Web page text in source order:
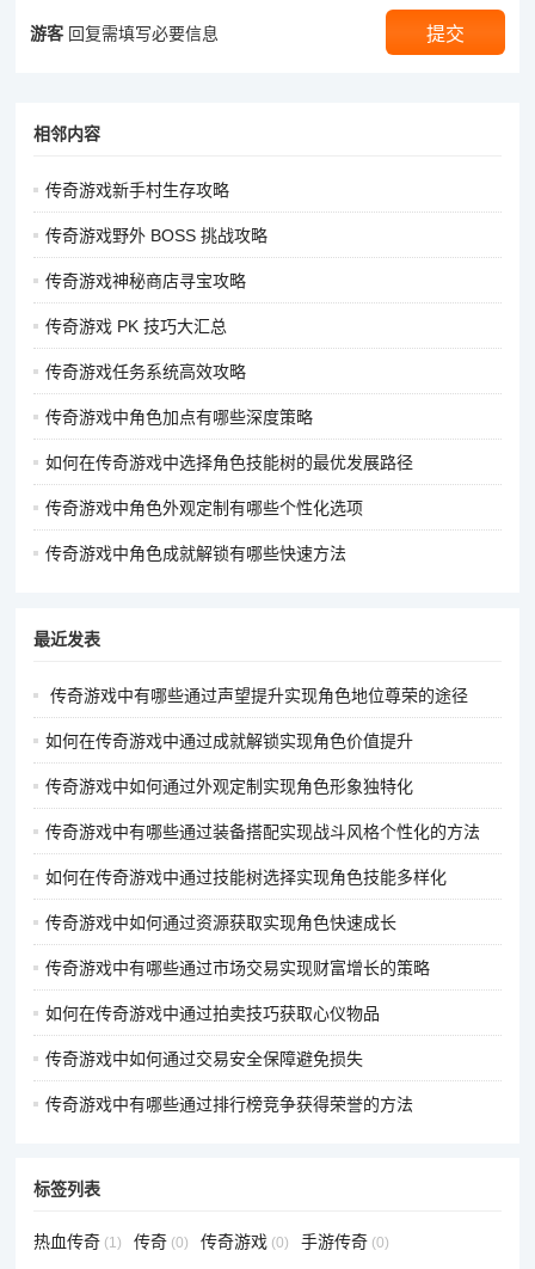
重攻击属性的角色可能在面对高防御的敌人时无法造成有效伤
害，而自身的防御和生命值较低也容易被敌人击败。因此，要根
有些游戏中，特定的宝石组合可以激活额外的属性加成或套装效
果。比如，镶嵌一定数量的同类型宝石可以增加该属性的百分比
加成，或者不同属性的宝石按照一定的顺序镶嵌可以触发特殊的
效果。因此，在镶嵌宝石时，要了解游戏中的宝石组合规则，合
理选择宝石进行搭配，以获得最佳的效果。
不断升级宝石：随着游戏的进行，要及时替换低级别的宝石，使
家可以通过消耗一定数量的同类型宝石或特定材料来提升宝石的
等级，等级越高的宝石提供的属性加成越多。
根据战斗场景调整：在不同的战斗场景中，角色对宝石属性的需
求也会有所不同。例如，在 PVE 副本中，面对高攻击的
调整宝石的镶嵌方案。
通过上述策略，玩家可以更有效地利用宝石镶嵌系统，提升角色
的战斗力和游戏体验。记得，宝石镶嵌是一个既需要策略又需要
灵活性的游戏环节，不断尝试和调整是找到最佳镶嵌方案的关
键。
版权声明：对5ST传奇资讯网内容有异议或投诉，请联系网站管
理员，我们将尽快回复您，谢谢合作！
游客 回复需填写必要信息
相邻内容
传奇游戏新手村生存攻略
传奇游戏野外 BOSS 挑战攻略
传奇游戏神秘商店寻宝攻略
传奇游戏 PK 技巧大汇总
传奇游戏任务系统高效攻略
传奇游戏中角色加点有哪些深度策略
如何在传奇游戏中选择角色技能树的最优发展路径
传奇游戏中角色外观定制有哪些个性化选项
传奇游戏中角色成就解锁有哪些快速方法
最近发表
传奇游戏中有哪些通过声望提升实现角色地位尊荣的途径
如何在传奇游戏中通过成就解锁实现角色价值提升
传奇游戏中如何通过外观定制实现角色形象独特化
传奇游戏中有哪些通过装备搭配实现战斗风格个性化的方法
如何在传奇游戏中通过技能树选择实现角色技能多样化
传奇游戏中如何通过资源获取实现角色快速成长
传奇游戏中有哪些通过市场交易实现财富增长的策略
如何在传奇游戏中通过拍卖技巧获取心仪物品
传奇游戏中如何通过交易安全保障避免损失
传奇游戏中有哪些通过排行榜竞争获得荣誉的方法
标签列表
热血传奇 (1) 传奇 (0) 传奇游戏 (0) 手游传奇 (0)